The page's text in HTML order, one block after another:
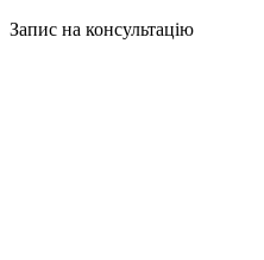
Запис на консультацію